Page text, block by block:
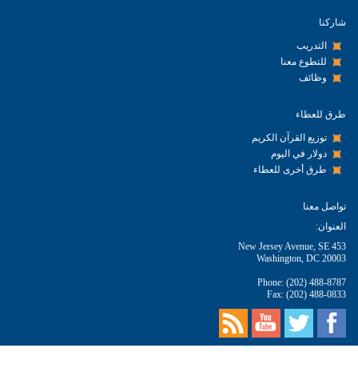
شاركنا
التدريب
للتطوع معنا
وظائف
طرق للعطاء
توزيع القرآن الكريم
دولار في اليوم
طرق أخرى للعطاء
تواصل معنا
العنوان:
453 New Jersey Avenue, SE
Washington, DC 20003
Phone: (202) 488-8787
Fax: (202) 488-0833